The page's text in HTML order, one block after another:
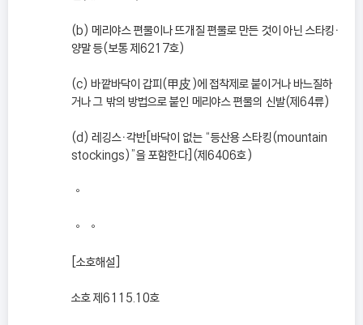
(b) 메리야스 편물이나 뜨개질 편물로 만든 것이 아닌 스타킹ㆍ
양말 등(보통 제6217호)
(c) 바깥바닥이 갑피(甲皮)에 접착제로 붙이거나 바느질하
거나 그 밖의 방법으로 붙인 메리야스 편물의 신발(제64류)
(d) 레깅스ㆍ각반[바닥이 없는 “등산용 스타킹(mountain
stockings)”을 포함한다](제6406호)
◦
◦ ◦
[소호해설]
소호 제6115.10호